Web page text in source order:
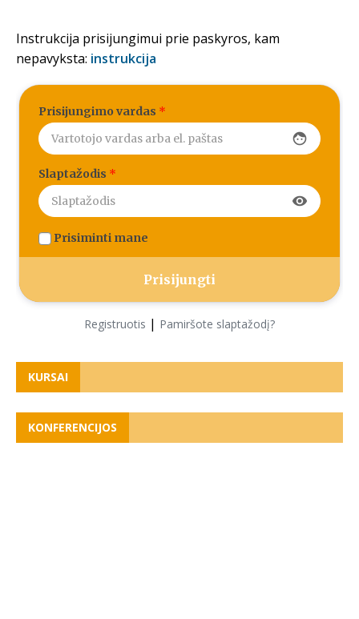
Instrukcija prisijungimui prie paskyros, kam
nepavyksta: instrukcija
Prisijungimo vardas *
face
Slaptažodis *
visibility
Prisiminti mane
Registruotis | Pamiršote slaptažodį?
KURSAI
KONFERENCIJOS